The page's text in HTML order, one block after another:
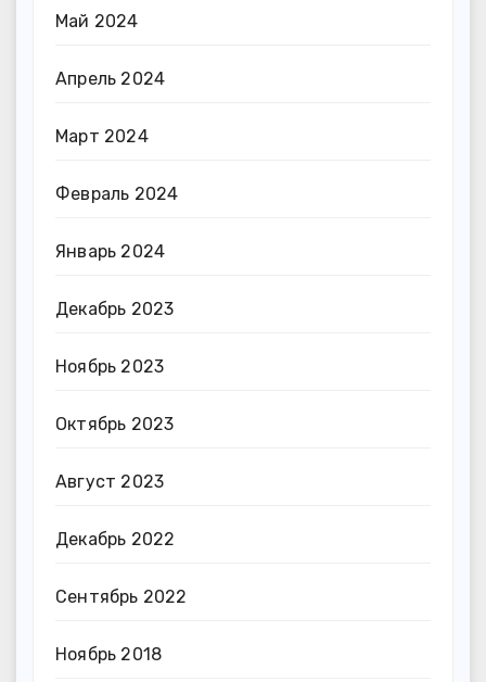
Май 2024
Апрель 2024
Март 2024
Февраль 2024
Январь 2024
Декабрь 2023
Ноябрь 2023
Октябрь 2023
Август 2023
Декабрь 2022
Сентябрь 2022
Ноябрь 2018